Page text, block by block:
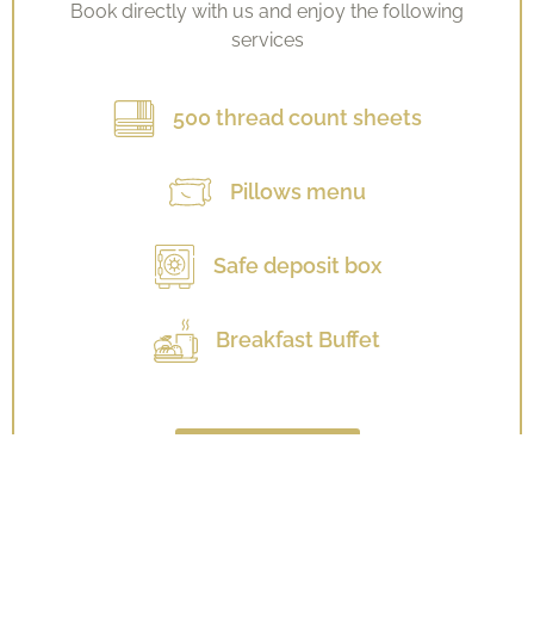
Book directly with us and enjoy the following
services
500 thread count sheets
Pillows menu
Safe deposit box
Breakfast Buffet